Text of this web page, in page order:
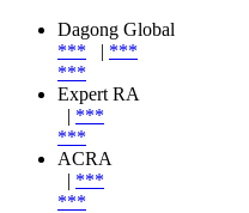
Dagong Global
***
| ***
***
Expert RA
| ***
***
ACRA
| ***
***